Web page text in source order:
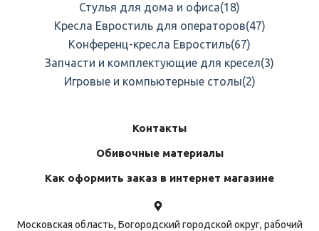
Стулья для дома и офиса(18)
Кресла Евростиль для операторов(47)
Конференц-кресла Евростиль(67)
Запчасти и комплектующие для кресел(3)
Игровые и компьютерные столы(2)
Контакты
Обивочные материалы
Как оформить заказ в интернет магазине
Московская область, Богородский городской округ, рабочий